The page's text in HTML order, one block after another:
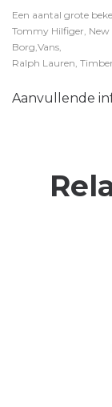
Een aantal grote
Tommy Hilfiger, New
Borg,Vans,
Ralph Lauren,
Aanvullende